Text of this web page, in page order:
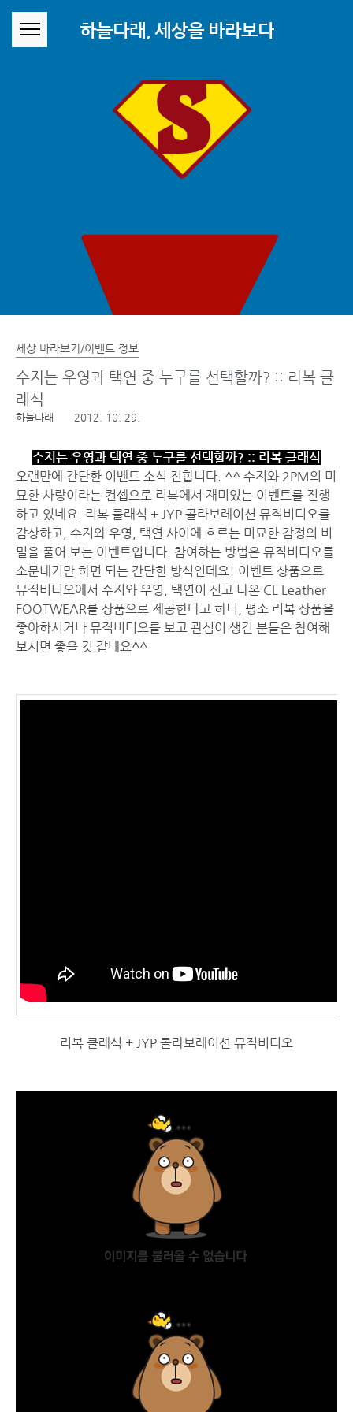
하늘다래, 세상을 바라보다
세상 바라보기/이벤트 정보
수지는 우영과 택연 중 누구를 선택할까? :: 리복 클
래식
하늘다래 2012. 10. 29.
수지는 우영과 택연 중 누구를 선택할까? :: 리복 클래식
오랜만에 간단한 이벤트 소식 전합니다. ^^ 수지와 2PM의 미
묘한 사랑이라는 컨셉으로 리복에서 재미있는 이벤트를 진행
하고 있네요. 리복 클래식 + JYP 콜라보레이션 뮤직비디오를
감상하고, 수지와 우영, 택연 사이에 흐르는 미묘한 감정의 비
밀을 풀어 보는 이벤트입니다. 참여하는 방법은 뮤직비디오를
소문내기만 하면 되는 간단한 방식인데요! 이벤트 상품으로
뮤직비디오에서 수지와 우영, 택연이 신고 나온 CL Leather
FOOTWEAR를 상품으로 제공한다고 하니, 평소 리복 상품을
좋아하시거나 뮤직비디오를 보고 관심이 생긴 분들은 참여해
보시면 좋을 것 같네요^^
리복 클래식 + JYP 콜라보레이션 뮤직비디오